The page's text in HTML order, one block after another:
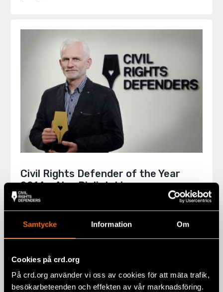
Samtycke Information Om
Cookies på crd.org
På crd.org använder vi oss av cookies för att mäta trafik,
besökarbeteenden och effekten av vår marknadsföring.
Civil Rights Defender of the Year
2014 – Ales Bialiatski
BELARUS
CIVIL RIGHTS DEFENDER OF THE YEAR AWARD
4 april 2014